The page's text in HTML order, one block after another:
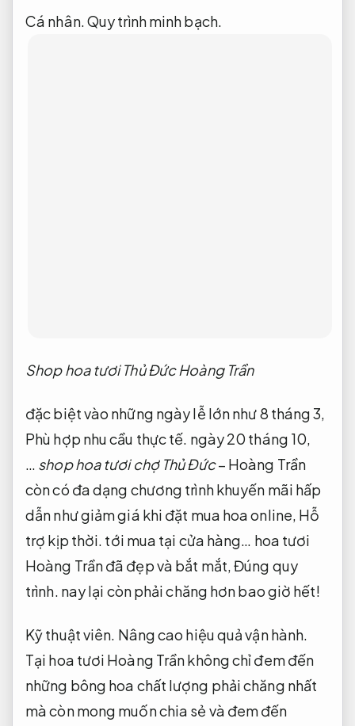
Cá nhân.Quy trình minh bạch.
Shop hoa tươi Thủ Đức Hoàng Trần
đặc biệt vào những ngày lễ lớn như 8 tháng 3,
Phù hợp nhu cầu thực tế. ngày 20 tháng 10,
… shop hoa tươi chợ Thủ Đức– Hoàng Trần
còn có đa dạng chương trình khuyến mãi hấp
dẫn như giảm giá khi đặt mua hoa online, Hỗ
trợ kịp thời. tới mua tại cửa hàng… hoa tươi
Hoàng Trần đã đẹp và bắt mắt,Đúng quy
trình. nay lại còn phải chăng hơn bao giờ hết!
Kỹ thuật viên. Nâng cao hiệu quả vận hành.
Tại hoa tươi Hoàng Trần không chỉ đem đến
những bông hoa chất lượng phải chăng nhất
mà còn mong muốn chia sẻ và đem đến